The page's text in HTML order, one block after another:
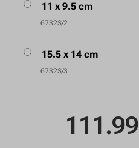
111.99
11 x 9.5 cm
6732S/2
15.5 x 14 cm
6732S/3